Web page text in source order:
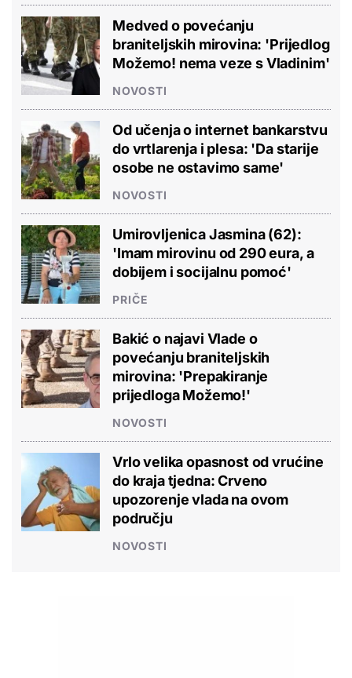
Medved o povećanju
braniteljskih mirovina: 'Prijedlog
Možemo! nema veze s Vladinim'
NOVOSTI
Od učenja o internet bankarstvu
do vrtlarenja i plesa: 'Da starije
osobe ne ostavimo same'
NOVOSTI
Umirovljenica Jasmina (62):
'Imam mirovinu od 290 eura, a
dobijem i socijalnu pomoć'
PRIČE
Bakić o najavi Vlade o
povećanju braniteljskih
mirovina: 'Prepakiranje
prijedloga Možemo!'
NOVOSTI
Vrlo velika opasnost od vrućine
do kraja tjedna: Crveno
upozorenje vlada na ovom
području
NOVOSTI